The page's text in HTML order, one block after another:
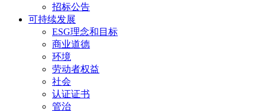
招标公告
可持续发展
ESG理念和目标
商业道德
环境
劳动者权益
社会
认证证书
管治